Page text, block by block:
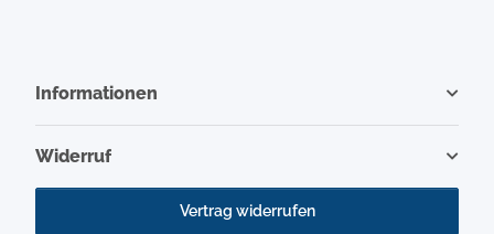
Informationen
Widerruf
Vertrag widerrufen